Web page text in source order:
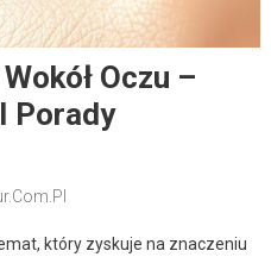
Oczu –
Porady
który zyskuje na znaczeniu